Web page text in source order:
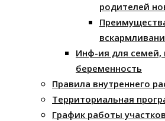
родителей
Инф-ия для
беременность
Правила внутреннего
Территориальная
График работы